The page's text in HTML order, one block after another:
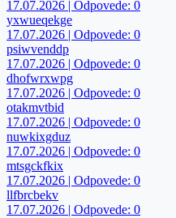
17.07.2026 | Odpovede: 0
yxwueqekge
17.07.2026 | Odpovede: 0
psiwvenddp
17.07.2026 | Odpovede: 0
dhofwrxwpg
17.07.2026 | Odpovede: 0
otakmvtbid
17.07.2026 | Odpovede: 0
nuwkixgduz
17.07.2026 | Odpovede: 0
mtsgckfkix
17.07.2026 | Odpovede: 0
llfbrcbekv
17.07.2026 | Odpovede: 0